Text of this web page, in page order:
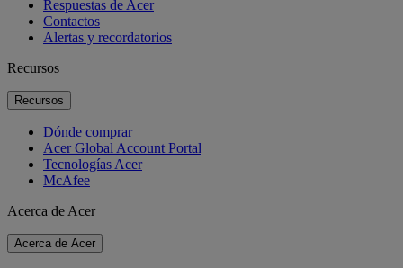
Respuestas de Acer
Contactos
Alertas y recordatorios
Recursos
Recursos
Dónde comprar
Acer Global Account Portal
Tecnologías Acer
McAfee
Acerca de Acer
Acerca de Acer